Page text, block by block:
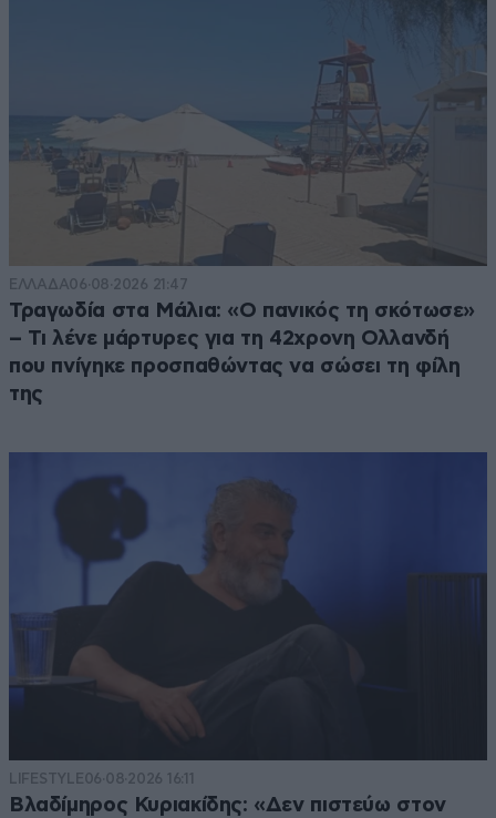
ΕΛΛΑΔΑ06·08·2026 21:47
Τραγωδία στα Μάλια: «Ο πανικός τη σκότωσε»
– Τι λένε μάρτυρες για τη 42χρονη Ολλανδή
που πνίγηκε προσπαθώντας να σώσει τη φίλη
της
LIFESTYLE06·08·2026 16:11
Βλαδίμηρος Κυριακίδης: «Δεν πιστεύω στον